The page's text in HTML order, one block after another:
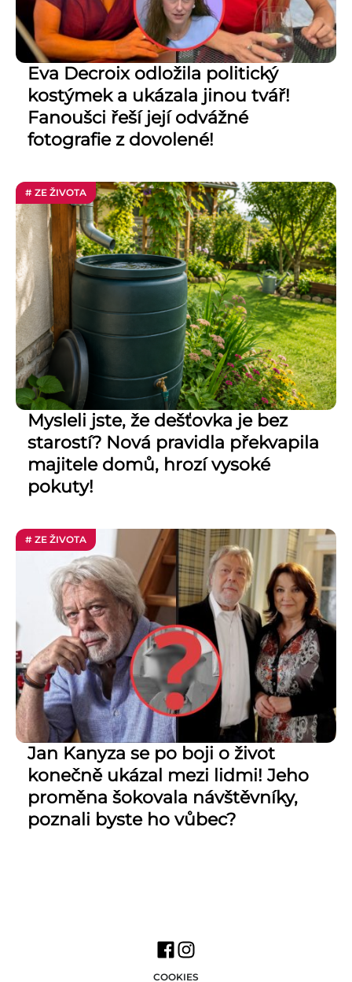
Eva Decroix odložila politický
kostýmek a ukázala jinou tvář!
Fanoušci řeší její odvážné
fotografie z dovolené!
# ZE ŽIVOTA
Mysleli jste, že dešťovka je bez
starostí? Nová pravidla překvapila
majitele domů, hrozí vysoké
pokuty!
# ZE ŽIVOTA
Jan Kanyza se po boji o život
konečně ukázal mezi lidmi! Jeho
proměna šokovala návštěvníky,
poznali byste ho vůbec?
COOKIES